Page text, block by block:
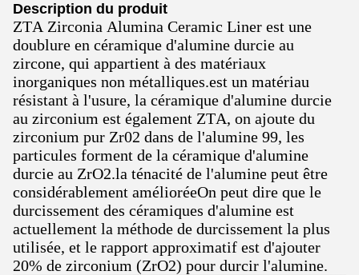
Description du produit
ZTA Zirconia Alumina Ceramic Liner est une
doublure en céramique d'alumine durcie au
zircone, qui appartient à des matériaux
inorganiques non métalliques.est un matériau
résistant à l'usure, la céramique d'alumine durcie
au zirconium est également ZTA, on ajoute du
zirconium pur Zr02 dans de l'alumine 99, les
particules forment de la céramique d'alumine
durcie au ZrO2.la ténacité de l'alumine peut être
considérablement amélioréeOn peut dire que le
durcissement des céramiques d'alumine est
actuellement la méthode de durcissement la plus
utilisée, et le rapport approximatif est d'ajouter
20% de zirconium (ZrO2) pour durcir l'alumine.